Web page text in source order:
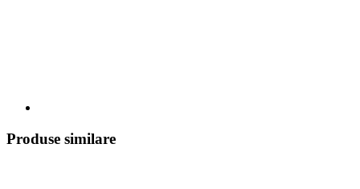
Produse similare